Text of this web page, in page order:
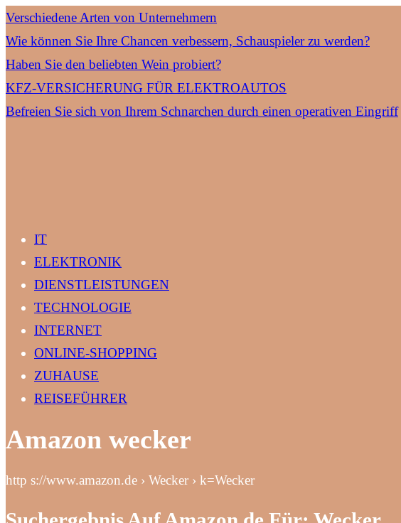
Verschiedene Arten von Unternehmern
Wie können Sie Ihre Chancen verbessern, Schauspieler zu werden?
Haben Sie den beliebten Wein probiert?
KFZ-VERSICHERUNG FÜR ELEKTROAUTOS
Befreien Sie sich von Ihrem Schnarchen durch einen operativen Eingriff
IT
ELEKTRONIK
DIENSTLEISTUNGEN
TECHNOLOGIE
INTERNET
ONLINE-SHOPPING
ZUHAUSE
REISEFÜHRER
Amazon wecker
http s://www.amazon.de › Wecker › k=Wecker